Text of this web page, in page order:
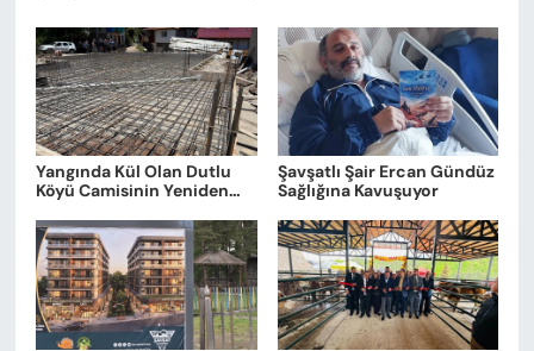
Yangında Kül Olan Dutlu
Köyü Camisinin Yeniden
Şavşatlı Şair Ercan Gündüz
Sağlığına Kavuşuyor